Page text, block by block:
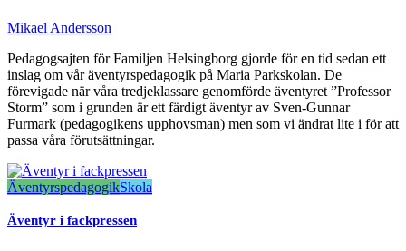
Mikael Andersson
Pedagogsajten för Familjen Helsingborg gjorde för en tid sedan ett
inslag om vår äventyrspedagogik på Maria Parkskolan. De
förevigade när våra tredjeklassare genomförde äventyret ”Professor
Storm” som i grunden är ett färdigt äventyr av Sven-Gunnar
Furmark (pedagogikens upphovsman) men som vi ändrat lite i för att
passa våra förutsättningar.
ÄventyrspedagogikSkola
Äventyr i fackpressen